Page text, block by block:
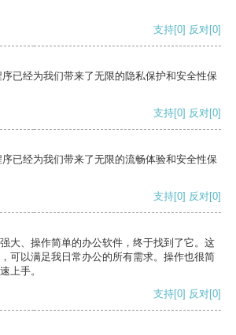
支持[0] 反对[0]
已经为我们带来了无限的隐私保护和安全性保
支持[0] 反对[0]
已经为我们带来了无限的流畅体验和安全性保
支持[0] 反对[0]
大、操作简单的办公软件，终于找到了它。这
可以满足我日常办公的所有需求。操作也很简
上手。
支持[0] 反对[0]